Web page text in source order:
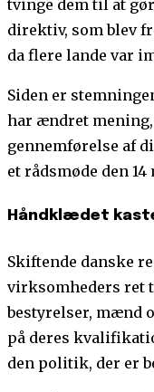
tvinge dem til at
direktiv, som blev
da flere lande var
Siden er
har ændret
gennemførelse af
et rådsmøde den 14
Håndklædet
Skiftende danske
virksomheders ret
bestyrelser, mænd
på deres
den politik, der er